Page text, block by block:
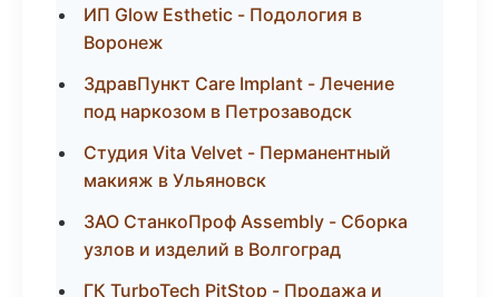
ИП Glow Esthetic - Подология в
Воронеж
ЗдравПункт Care Implant - Лечение
под наркозом в Петрозаводск
Студия Vita Velvet - Перманентный
макияж в Ульяновск
ЗАО СтанкоПроф Assembly - Сборка
узлов и изделий в Волгоград
ГК TurboTech PitStop - Продажа и